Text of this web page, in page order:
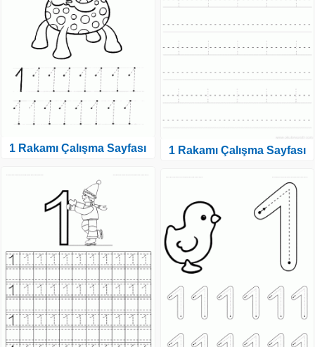
1 Rakamı Çalışma Sayfası 1 Rakamı Çalışma Sayfası